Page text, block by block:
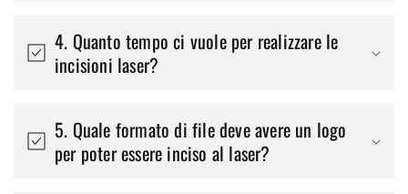
4. Quanto tempo ci vuole per realizzare le
incisioni laser?
5. Quale formato di file deve avere un logo
per poter essere inciso al laser?